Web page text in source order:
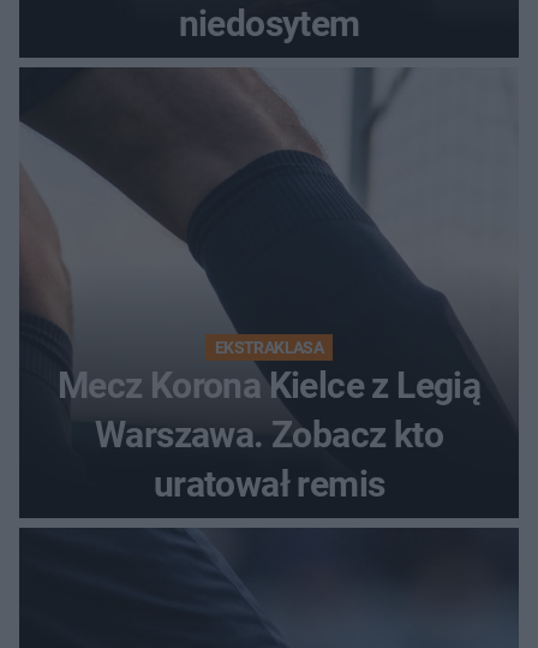
niedosytem
EKSTRAKLASA
Mecz Korona Kielce z Legią
Warszawa. Zobacz kto
uratował remis